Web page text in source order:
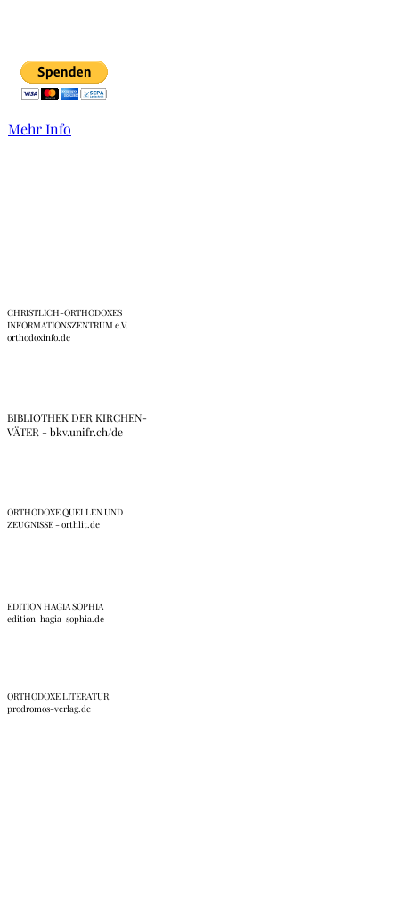
Mehr Info
CHRISTLICH-ORTHODOXES
INFORMATIONSZENTRUM e.V.
orthodoxinfo.de
BIBLIOTHEK DER KIRCHEN-
VÄTER - bkv.unifr.ch/de
ORTHODOXE QUELLEN UND
ZEUGNISSE - orthlit.de
EDITION HAGIA SOPHIA
edition-hagia-sophia.de
ORTHODOXE LITERATUR
prodromos-verlag.de